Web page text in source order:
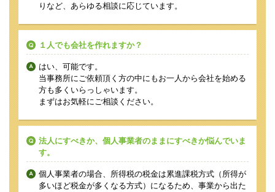
りなど、あらゆる相談に応じています。
１人でも会社を作れますか？
はい、可能です。
当事務所にご依頼頂く方の中にもお一人から会社を始める
方も多くいらっしゃいます。
まずはお気軽にご相談ください。
法人にすべきか、個人事業者のままにすべきか悩んでいま
す。
個人事業者の場合、所得税の税金は累進課税方式（所得が
多いほど税金が多くなる方式）になるため、事業から出た